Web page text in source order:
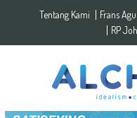
Skip to content
Tentang Kami Frans
RP